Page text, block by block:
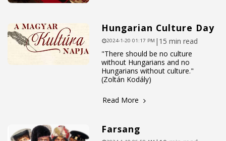
Hungarian Culture Day
2024-1-20 01:17 PM | 15 min read
"There should be no culture
without Hungarians and no
Hungarians without culture."
(Zoltán Kodály)
Read More
Farsang